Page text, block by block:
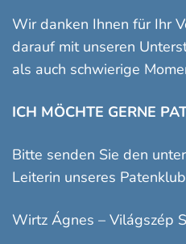
Wir danken Ihnen für Ihr
darauf mit unseren
als auch schwierige
ICH MÖCHTE GERNE
Bitte senden Sie den
Leiterin unseres
Wirtz Ágnes – Világszép